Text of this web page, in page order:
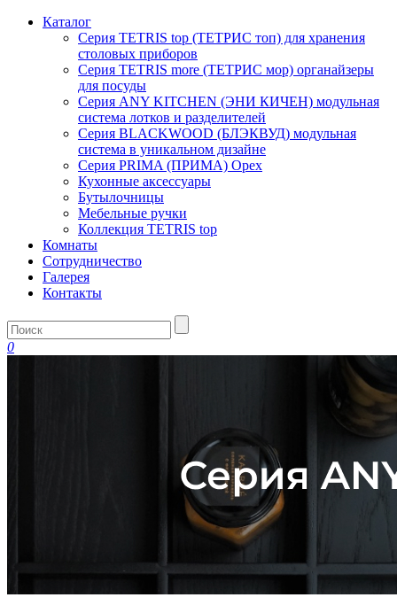
Каталог
Серия TETRIS top (ТЕТРИС топ) для хранения
столовых приборов
Серия TETRIS more (ТЕТРИС мор) органайзеры
для посуды
Серия ANY KITCHEN (ЭНИ КИЧЕН) модульная
система лотков и разделителей
Серия BLACKWOOD (БЛЭКВУД) модульная
система в уникальном дизайне
Серия PRIMA (ПРИМА) Орех
Кухонные аксессуары
Бутылочницы
Мебельные ручки
Коллекция TETRIS top
Комнаты
Сотрудничество
Галерея
Контакты
0